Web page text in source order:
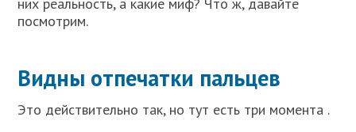
них реальность, а какие миф? Что ж, давайте
посмотрим.
Видны отпечатки пальцев
Это действительно так, но тут есть три момента .